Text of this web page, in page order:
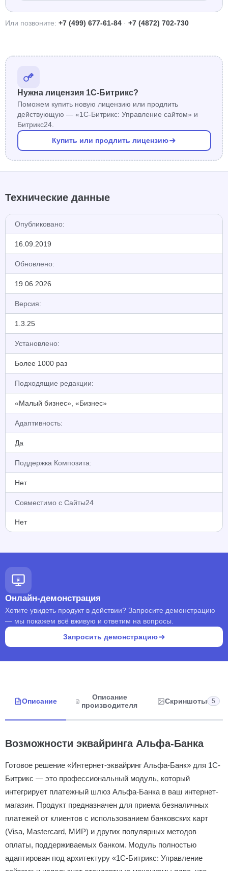
Или позвоните: +7 (499) 677-61-84 · +7 (4872) 702-730
Нужна лицензия 1С-Битрикс?
Поможем купить новую лицензию или продлить
действующую — «1С-Битрикс: Управление сайтом» и
Битрикс24.
Купить или продлить лицензию
Технические данные
Опубликовано:
16.09.2019
Обновлено:
19.06.2026
Версия:
1.3.25
Установлено:
Более 1000 раз
Подходящие редакции:
«Малый бизнес», «Бизнес»
Адаптивность:
Да
Поддержка Композита:
Нет
Совместимо с Сайты24
Нет
Онлайн-демонстрация
Хотите увидеть продукт в действии? Запросите демонстрацию
— мы покажем всё вживую и ответим на вопросы.
Запросить демонстрацию
Описание
Описание
производителя
Скриншоты 5
Возможности эквайринга Альфа-Банка
Готовое решение «Интернет-эквайринг Альфа-Банк» для 1С-
Битрикс — это профессиональный модуль, который
интегрирует платежный шлюз Альфа-Банка в ваш интернет-
магазин. Продукт предназначен для приема безналичных
платежей от клиентов с использованием банковских карт
(Visa, Mastercard, МИР) и других популярных методов
оплаты, поддерживаемых банком. Модуль полностью
адаптирован под архитектуру «1С-Битрикс: Управление